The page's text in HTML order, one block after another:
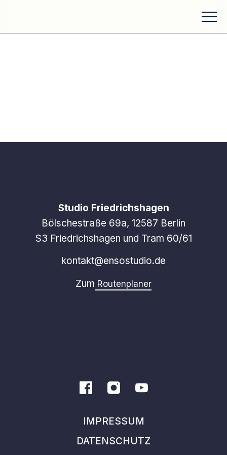
Studio Friedrichshagen
Bölschestraße 69a, 12587 Berlin
S3 Friedrichshagen und Tram 60/61
kontakt@ensostudio.de
Zum Routenplaner
IMPRESSUM
DATENSCHUTZ